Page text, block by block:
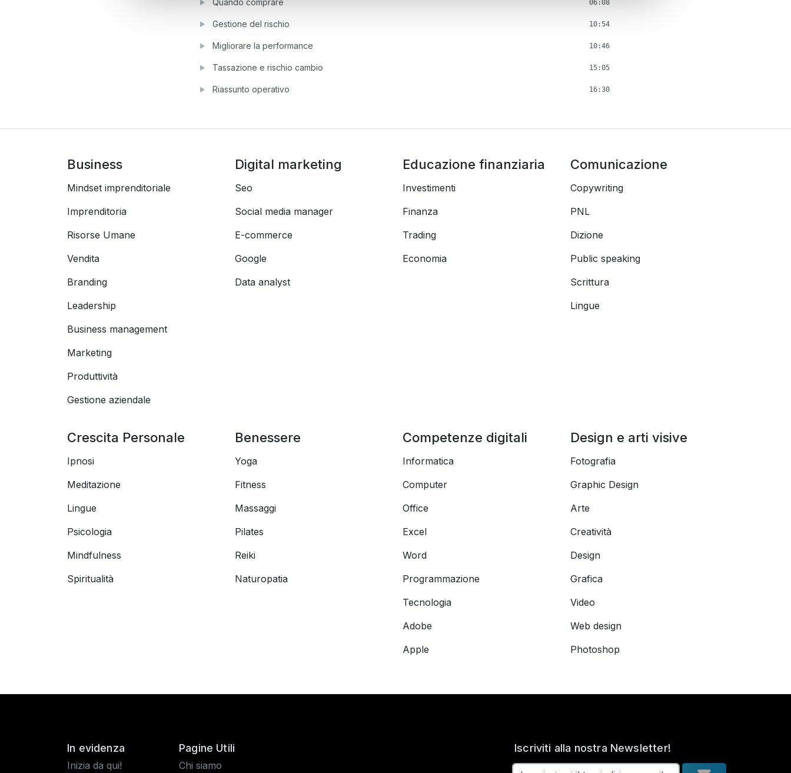
Quando comprare 06:08
Gestione del rischio 10:54
Migliorare la performance 10:46
Tassazione e rischio cambio 15:05
Riassunto operativo 16:30
Business
Mindset imprenditoriale
Imprenditoria
Risorse Umane
Vendita
Branding
Leadership
Business management
Marketing
Produttività
Gestione aziendale
Digital marketing
Seo
Social media manager
E-commerce
Google
Data analyst
Educazione finanziaria
Investimenti
Finanza
Trading
Economia
Comunicazione
Copywriting
PNL
Dizione
Public speaking
Scrittura
Lingue
Crescita Personale
Ipnosi
Meditazione
Lingue
Psicologia
Mindfulness
Spiritualità
Benessere
Yoga
Fitness
Massaggi
Pilates
Reiki
Naturopatia
Competenze digitali
Informatica
Computer
Office
Excel
Word
Programmazione
Tecnologia
Adobe
Apple
Design e arti visive
Fotografia
Graphic Design
Arte
Creatività
Design
Grafica
Video
Web design
Photoshop
In evidenza
Inizia da qui!
Pagine Utili
Chi siamo
Iscriviti alla nostra Newsletter!